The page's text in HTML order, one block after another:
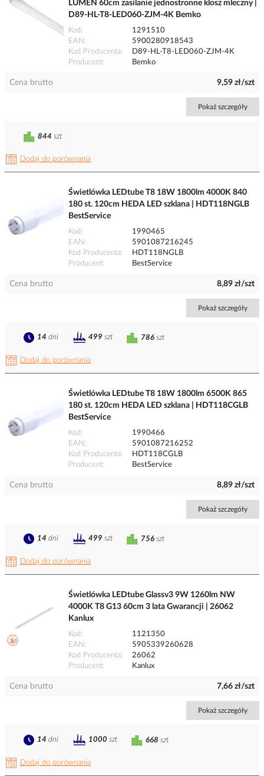
LUMEN 60cm zasilanie jednostronne klosz mleczny |
D89-HL-T8-LED060-ZJM-4K Bemko
Kod
1291510
EAN
5900280918543
Kod Producenta
D89-HL-T8-LED060-ZJM-4K
Producent
Bemko
Cena brutto 9,59 zł/szt
Pokaż szczegóły
Dodaj do porównania
844 szt
Świetlówka LEDtube T8 18W 1800lm 4000K 840
180 st. 120cm HEDA LED szklana | HDT118NGLB
BestService
Kod
1990465
EAN
5901087216245
Kod Producenta
HDT118NGLB
Producent
BestService
Cena brutto 8,89 zł/szt
Pokaż szczegóły
Dodaj do porównania
786 szt
14 dni 499 szt
Świetlówka LEDtube T8 18W 1800lm 6500K 865
180 st. 120cm HEDA LED szklana | HDT118CGLB
BestService
Kod
1990466
EAN
5901087216252
Kod Producenta
HDT118CGLB
Producent
BestService
Cena brutto 8,89 zł/szt
Pokaż szczegóły
Dodaj do porównania
756 szt
14 dni 499 szt
Świetlówka LEDtube Glassv3 9W 1260lm NW
4000K T8 G13 60cm 3 lata Gwarancji | 26062
Kanlux
Kod
1121350
EAN
5905339260628
Kod Producenta
26062
Producent
Kanlux
Cena brutto 7,66 zł/szt
Pokaż szczegóły
Dodaj do porównania
668 szt
14 dni 1000 szt